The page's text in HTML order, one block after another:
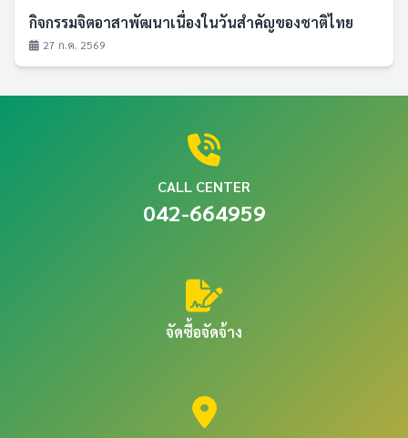
กิจกรรมจิตอาสาพัฒนาเนื่องในวันสำคัญของชาติไทย
27 ก.ค. 2569
CALL CENTER
042-664959
จัดซื้อจัดจ้าง